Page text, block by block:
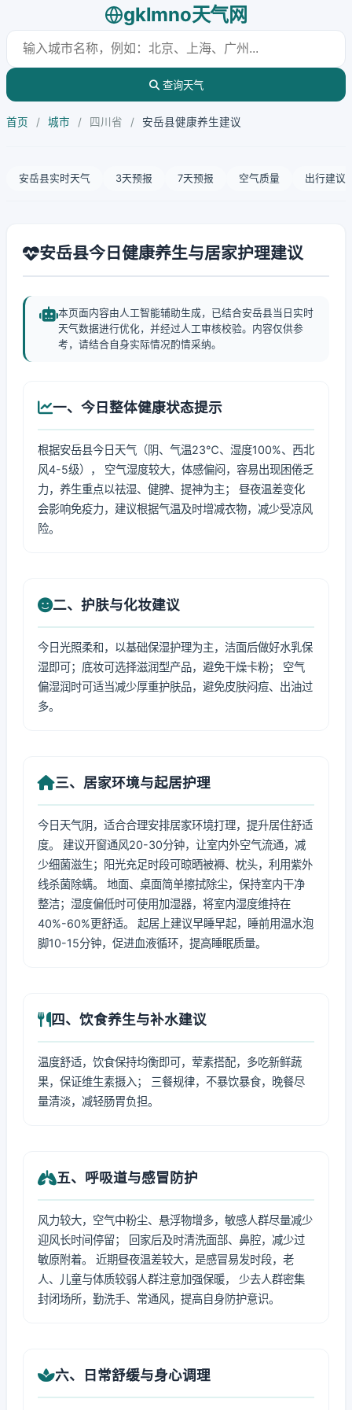
gklmno天气网
查询天气
首页 / 城市 / 四川省 / 安岳县健康养生建议
安岳县实时天气 3天预报 7天预报 空气质量 出行建议
安岳县今日健康养生与居家护理建议
本页面内容由人工智能辅助生成，已结合安岳县当日实时
天气数据进行优化，并经过人工审核校验。内容仅供参
考，请结合自身实际情况酌情采纳。
一、今日整体健康状态提示
根据安岳县今日天气（阴、气温23℃、湿度100%、西北
风4-5级）， 空气湿度较大，体感偏闷，容易出现困倦乏
力，养生重点以祛湿、健脾、提神为主； 昼夜温差变化
会影响免疫力，建议根据气温及时增减衣物，减少受凉风
险。
二、护肤与化妆建议
今日光照柔和，以基础保湿护理为主，洁面后做好水乳保
湿即可；底妆可选择滋润型产品，避免干燥卡粉； 空气
偏湿润时可适当减少厚重护肤品，避免皮肤闷痘、出油过
多。
三、居家环境与起居护理
今日天气阴，适合合理安排居家环境打理，提升居住舒适
度。 建议开窗通风20-30分钟，让室内外空气流通，减
少细菌滋生；阳光充足时段可晾晒被褥、枕头，利用紫外
线杀菌除螨。 地面、桌面简单擦拭除尘，保持室内干净
整洁；湿度偏低时可使用加湿器，将室内湿度维持在
40%-60%更舒适。 起居上建议早睡早起，睡前用温水泡
脚10-15分钟，促进血液循环，提高睡眠质量。
四、饮食养生与补水建议
温度舒适，饮食保持均衡即可，荤素搭配，多吃新鲜蔬
果，保证维生素摄入； 三餐规律，不暴饮暴食，晚餐尽
量清淡，减轻肠胃负担。
五、呼吸道与感冒防护
风力较大，空气中粉尘、悬浮物增多，敏感人群尽量减少
迎风长时间停留； 回家后及时清洗面部、鼻腔，减少过
敏原附着。 近期昼夜温差较大，是感冒易发时段，老
人、儿童与体质较弱人群注意加强保暖， 少去人群密集
封闭场所，勤洗手、常通风，提高自身防护意识。
六、日常舒缓与身心调理